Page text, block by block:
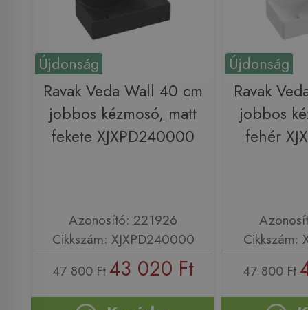
Újdonság
Ravak Veda Wall 40 cm
jobbos kézmosó, matt
fekete XJXPD240000
Azonosító: 221926
Cikkszám: XJXPD240000
47 800 Ft43 020 Ft
Újdonság
Ravak
jobbos
fehér
Cikkszám:
47 800 Ft